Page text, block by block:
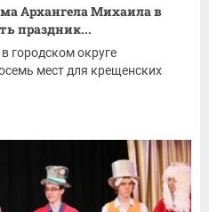
Архангела Михаила в
праздник...
городском округе
мест для крещенских